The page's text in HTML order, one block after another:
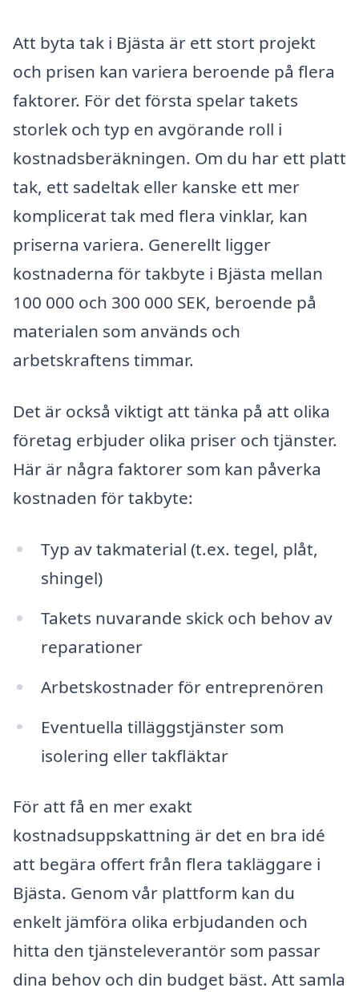
Att byta tak i Bjästa är ett stort projekt
och prisen kan variera beroende på flera
faktorer. För det första spelar takets
storlek och typ en avgörande roll i
kostnadsberäkningen. Om du har ett platt
tak, ett sadeltak eller kanske ett mer
komplicerat tak med flera vinklar, kan
priserna variera. Generellt ligger
kostnaderna för takbyte i Bjästa mellan
100 000 och 300 000 SEK, beroende på
materialen som används och
arbetskraftens timmar.
Det är också viktigt att tänka på att olika
företag erbjuder olika priser och tjänster.
Här är några faktorer som kan påverka
kostnaden för takbyte:
Typ av takmaterial (t.ex. tegel, plåt,
shingel)
Takets nuvarande skick och behov av
reparationer
Arbetskostnader för entreprenören
Eventuella tilläggstjänster som
isolering eller takfläktar
För att få en mer exakt
kostnadsuppskattning är det en bra idé
att begära offert från flera takläggare i
Bjästa. Genom vår plattform kan du
enkelt jämföra olika erbjudanden och
hitta den tjänsteleverantör som passar
dina behov och din budget bäst. Att samla